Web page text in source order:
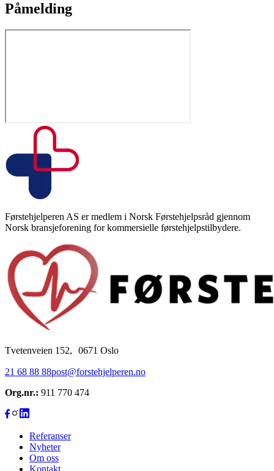
Påmelding
Førstehjelperen AS er medlem i Norsk Førstehjelpsråd gjennom
Norsk bransjeforening for kommersielle førstehjelpstilbydere.
Tvetenveien 152, 0671 Oslo
21 68 88 88post@forstehjelperen.no
Org.nr.: 911 770 474
Referanser
Nyheter
Om oss
Kontakt